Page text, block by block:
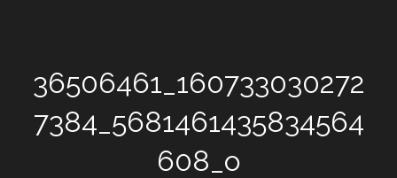
36506461_160733030272
7384_5681461435834564
608_o